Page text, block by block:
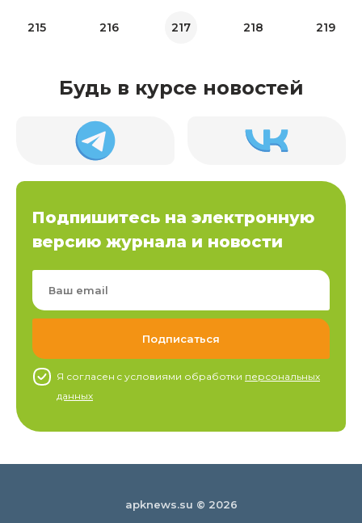
215 216 217 218 219
Будь в курсе новостей
Подпишитесь на электронную
версию журнала и новости
Я согласен c условиями обработки персональных
данных
apknews.su © 2026